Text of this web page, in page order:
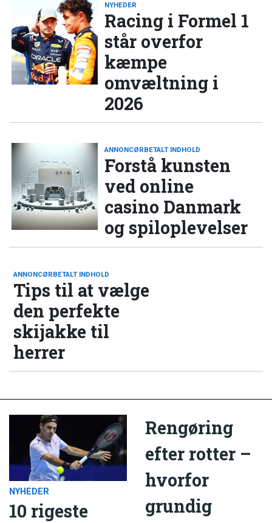
NYHEDER
Racing i Formel 1
står overfor
kæmpe
omvæltning i
2026
ANNONCØRBETALT INDHOLD
Forstå kunsten
ved online
casino Danmark
og spiloplevelser
ANNONCØRBETALT INDHOLD
Tips til at vælge
den perfekte
skijakke til
herrer
NYHEDER
10 rigeste
Rengøring
efter rotter –
hvorfor
grundig